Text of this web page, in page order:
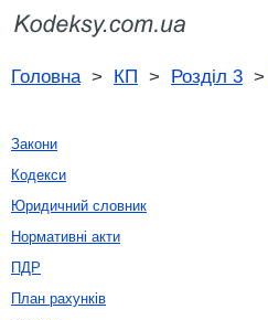
Головна> КП > Розділ 3 >
Закони
Кодекси
Юридичний словник
Нормативні акти
ПДР
План рахунків